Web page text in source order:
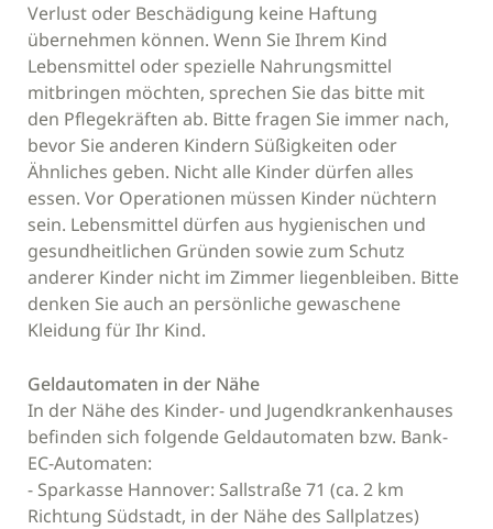
Verlust oder Beschädigung keine Haftung
übernehmen können. Wenn Sie Ihrem Kind
Lebensmittel oder spezielle Nahrungsmittel
mitbringen möchten, sprechen Sie das bitte mit
den Pflegekräften ab. Bitte fragen Sie immer nach,
bevor Sie anderen Kindern Süßigkeiten oder
Ähnliches geben. Nicht alle Kinder dürfen alles
essen. Vor Operationen müssen Kinder nüchtern
sein. Lebensmittel dürfen aus hygienischen und
gesundheitlichen Gründen sowie zum Schutz
anderer Kinder nicht im Zimmer liegenbleiben. Bitte
denken Sie auch an persönliche gewaschene
Kleidung für Ihr Kind.
Geldautomaten in der Nähe
In der Nähe des Kinder- und Jugendkrankenhauses
befinden sich folgende Geldautomaten bzw. Bank-
EC-Automaten:
- Sparkasse Hannover: Sallstraße 71 (ca. 2 km
Richtung Südstadt, in der Nähe des Sallplatzes)